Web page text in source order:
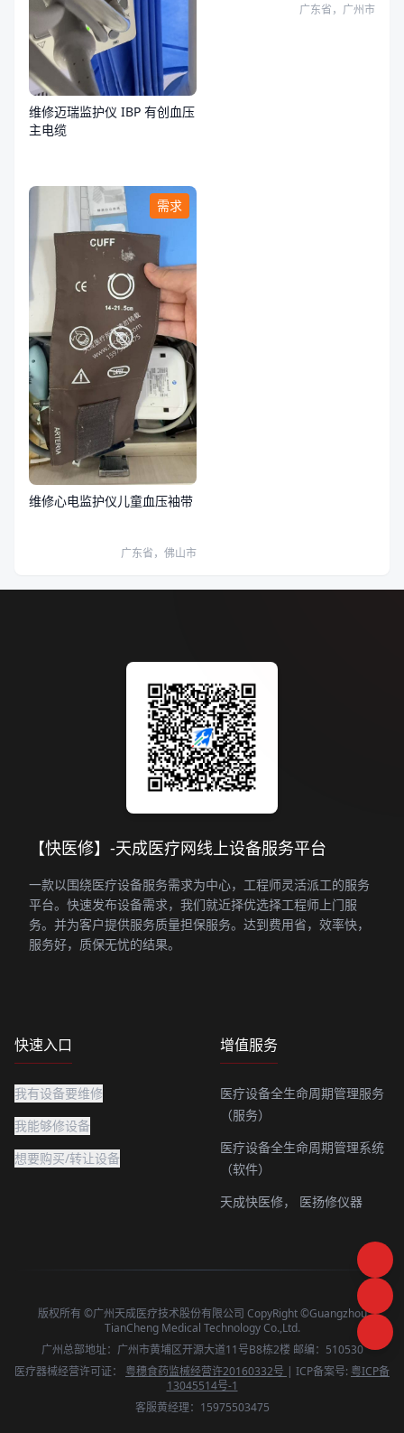
维修迈瑞监护仪 IBP 有创血压
主电缆
广东省，广州市
需求
维修心电监护仪儿童血压袖带
广东省，佛山市
【快医修】-天成医疗网线上设备服务平台
一款以围绕医疗设备服务需求为中心，工程师灵活派工的服务
平台。快速发布设备需求，我们就近择优选择工程师上门服
务。并为客户提供服务质量担保服务。达到费用省，效率快，
服务好，质保无忧的结果。
快速入口
我有设备要维修
我能够修设备
想要购买/转让设备
增值服务
医疗设备全生命周期管理服务
（服务）
医疗设备全生命周期管理系统
（软件）
天成快医修，
医扬修仪器
版权所有 ©广州天成医疗技术股份有限公司 CopyRight ©Guangzhou
TianCheng Medical Technology Co.,Ltd.
广州总部地址：广州市黄埔区开源大道11号B8栋2楼 邮编：510530
医疗器械经营许可证： 粤穗食药监械经营许20160332号 | ICP备案号: 粤ICP备
13045514号-1
客服黄经理：15975503475